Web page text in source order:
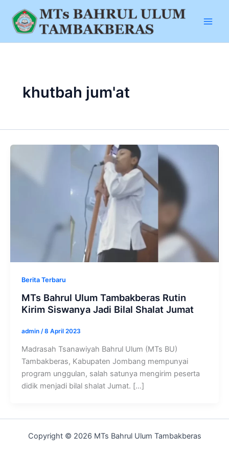
konten
khutbah jum'at
Berita Terbaru
MTs Bahrul Ulum Tambakberas Rutin
Kirim Siswanya Jadi Bilal Shalat Jumat
admin /8 April 2023
Madrasah Tsanawiyah Bahrul Ulum (MTs BU)
Tambakberas, Kabupaten Jombang mempunyai
program unggulan, salah satunya mengirim peserta
didik menjadi bilal shalat Jumat. […]
Copyright © 2026 MTs Bahrul Ulum Tambakberas